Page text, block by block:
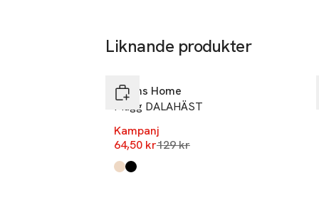
Liknande produkter
Åhléns Home
Mugg DALAHÄST
Kampanj
64,50 krLägsta pris 30 dagar
129 kr
Produkten finns i färgerna:
Beige
Black